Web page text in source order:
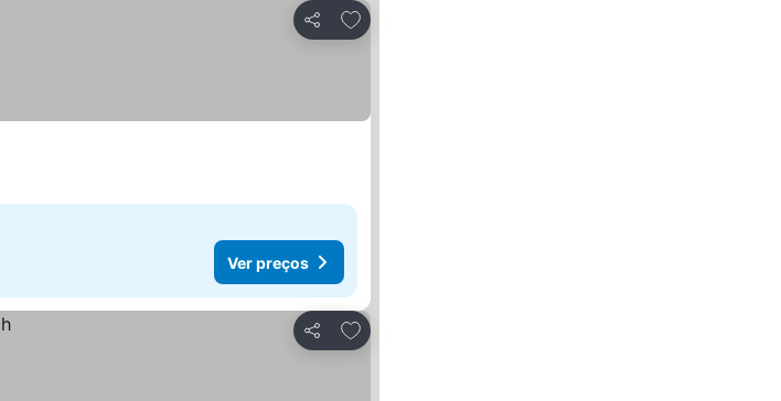
Partilhar
Adicionar aos favoritos
Ver preços
Partilhar
Adicionar aos favoritos